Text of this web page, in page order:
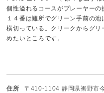
個性溢れるコースがプレーヤーの
１４番は難所でグリーン手前の
横切っている。クリークからグ
めたいところです。
住所
〒410-1104 静岡県裾野市